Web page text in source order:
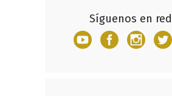
Síguenos en